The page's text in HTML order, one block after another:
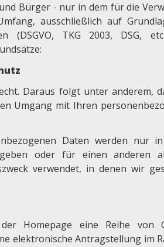
Bürger - nur in dem für die
ausschließlich auf
(DSGVO, TKG 2003, DSG,
Daraus folgt unter anderem,
Umgang mit Ihren
Daten werden nur
oder für einen anderen
verwendet, in denen wir
Homepage eine Reihe von
elektronische Antragstellung im